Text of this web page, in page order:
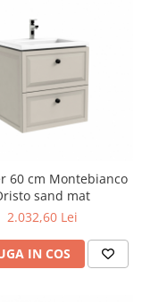
60 cm Montebianco
sand mat
2.032,60 Lei
IN COS